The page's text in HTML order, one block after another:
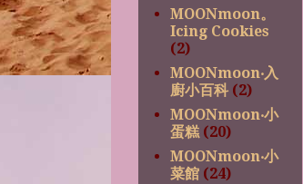
MOONmoon。
Icing Cookies
(2)
MOONmoon‧入
廚小百科 (2)
MOONmoon‧小
蛋糕 (20)
MOONmoon‧小
菜館 (24)